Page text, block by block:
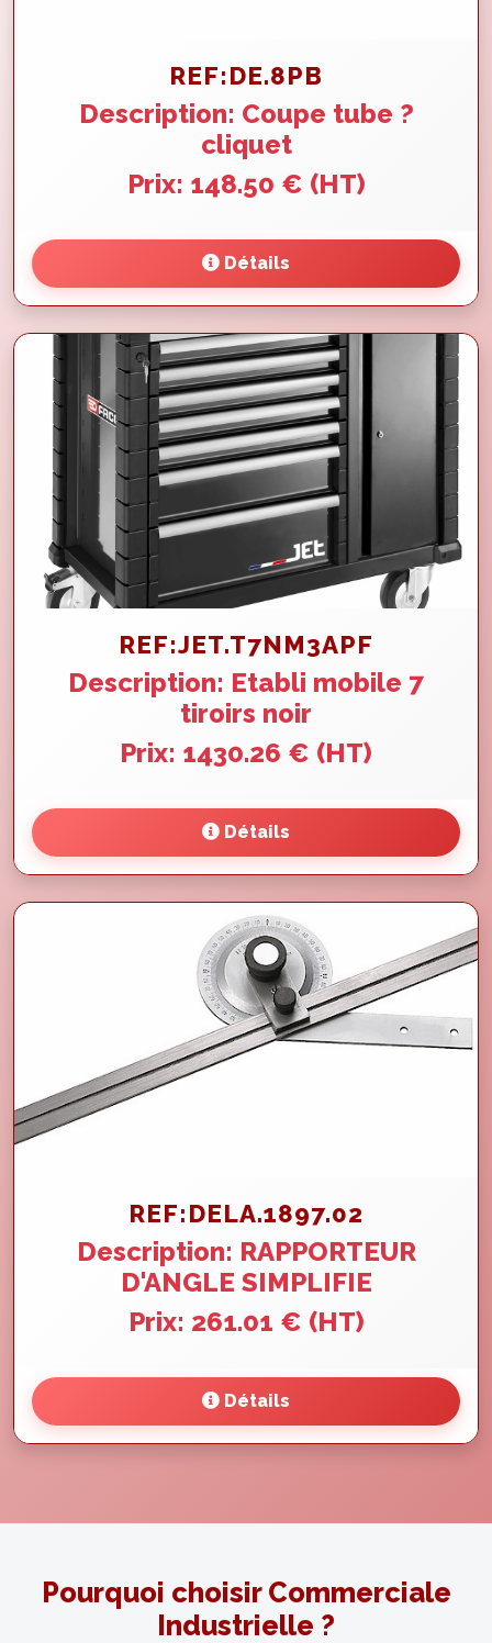
REF:DE.8PB
Description: Coupe tube ?
cliquet
Prix: 148.50 € (HT)
Détails
REF:JET.T7NM3APF
Description: Etabli mobile 7
tiroirs noir
Prix: 1430.26 € (HT)
Détails
REF:DELA.1897.02
Description: RAPPORTEUR
D'ANGLE SIMPLIFIE
Prix: 261.01 € (HT)
Détails
Pourquoi choisir Commerciale
Industrielle ?